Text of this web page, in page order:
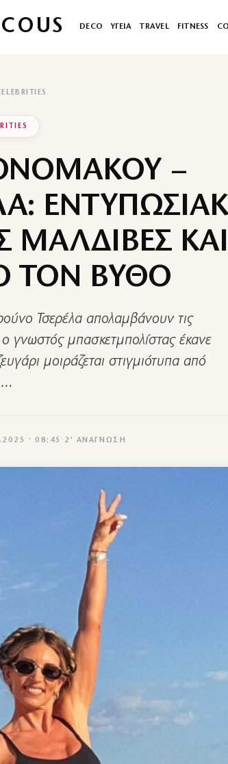
DECO ΥΓΕΙΑ TRAVEL FITNESS
–
ΜΑΛΔΙΒΕΣ ΚΑΙ
ΤΟΝ ΒΥΘΟ
Τσερέλα απολαμβάνουν τις
γνωστός μπασκετμπολίστας έκανε
μοιράζεται στιγμιότυπα από
· 08:45 · 2′ ΑΝΆΓΝΩΣΗ